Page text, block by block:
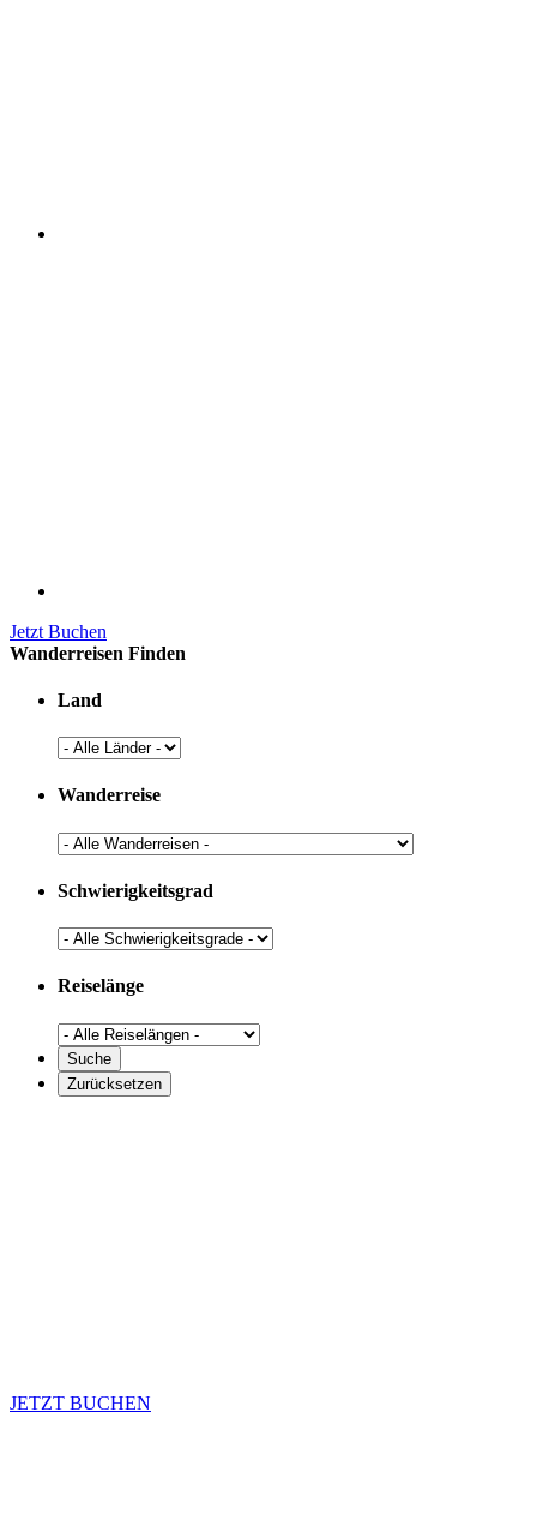
Jetzt Buchen
Wanderreisen Finden
Land
Wanderreise
Schwierigkeitsgrad
Reiselänge
JETZT BUCHEN